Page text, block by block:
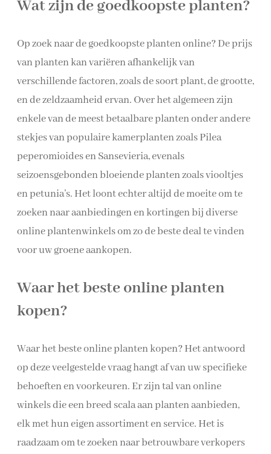
Wat zijn de goedkoopste planten?
Op zoek naar de goedkoopste planten online? De prijs
van planten kan variëren afhankelijk van
verschillende factoren, zoals de soort plant, de grootte,
en de zeldzaamheid ervan. Over het algemeen zijn
enkele van de meest betaalbare planten onder andere
stekjes van populaire kamerplanten zoals Pilea
peperomioides en Sansevieria, evenals
seizoensgebonden bloeiende planten zoals viooltjes
en petunia’s. Het loont echter altijd de moeite om te
zoeken naar aanbiedingen en kortingen bij diverse
online plantenwinkels om zo de beste deal te vinden
voor uw groene aankopen.
Waar het beste online planten
kopen?
Waar het beste online planten kopen? Het antwoord
op deze veelgestelde vraag hangt af van uw specifieke
behoeften en voorkeuren. Er zijn tal van online
winkels die een breed scala aan planten aanbieden,
elk met hun eigen assortiment en service. Het is
raadzaam om te zoeken naar betrouwbare verkopers